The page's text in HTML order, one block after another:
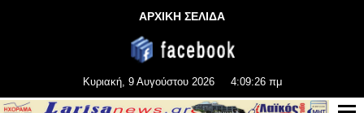
ΑΡΧΙΚΗ ΣΕΛΙΔΑ
Κυριακή, 9 Αυγούστου 2026 4:09:27 πμ